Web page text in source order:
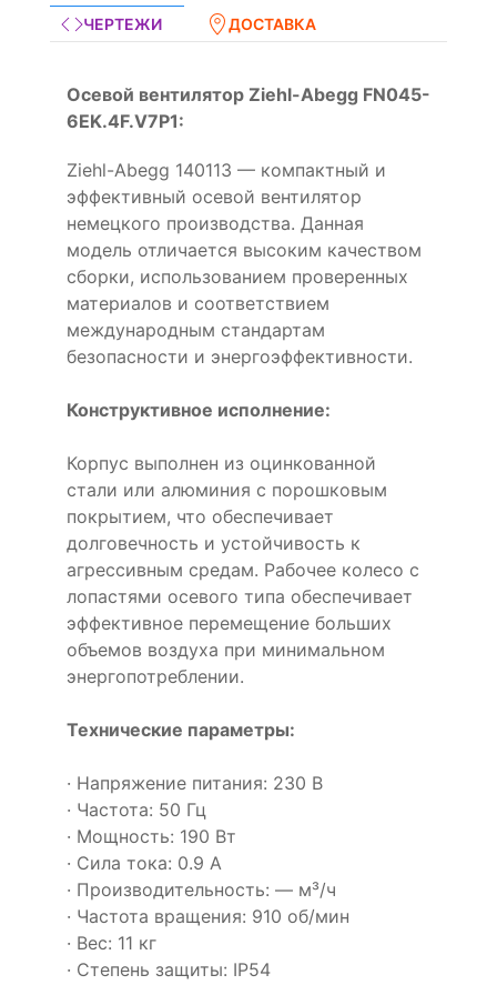
ЧЕРТЕЖИ
ДОСТАВКА
Осевой вентилятор Ziehl-Abegg FN045-
6EK.4F.V7P1:
Ziehl-Abegg 140113 — компактный и
эффективный осевой вентилятор
немецкого производства. Данная
модель отличается высоким качеством
сборки, использованием проверенных
материалов и соответствием
международным стандартам
безопасности и энергоэффективности.
Конструктивное исполнение:
Корпус выполнен из оцинкованной
стали или алюминия с порошковым
покрытием, что обеспечивает
долговечность и устойчивость к
агрессивным средам. Рабочее колесо с
лопастями осевого типа обеспечивает
эффективное перемещение больших
объемов воздуха при минимальном
энергопотреблении.
Технические параметры:
· Напряжение питания: 230 В
· Частота: 50 Гц
· Мощность: 190 Вт
· Сила тока: 0.9 А
· Производительность: — м³/ч
· Частота вращения: 910 об/мин
· Вес: 11 кг
· Степень защиты: IP54